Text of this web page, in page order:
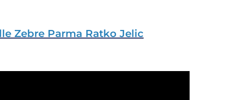
Zebre Parma Ratko Jelic